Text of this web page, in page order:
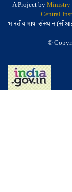
A Project by Ministry
Central
भारतीय भाषा संस्थान
©